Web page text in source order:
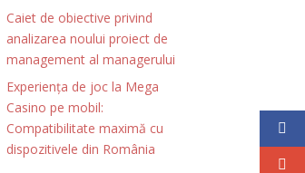
Caiet de obiective privind
analizarea noului proiect de
management al managerului
Experiența de joc la Mega
Casino pe mobil:
Compatibilitate maximă cu
dispozitivele din România